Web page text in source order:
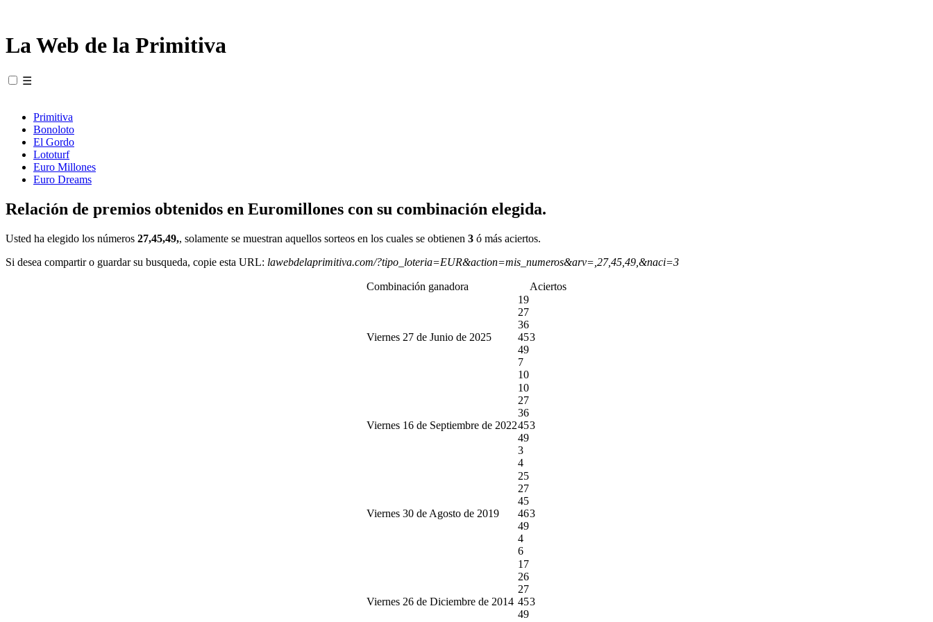
La Web de la Primitiva
☰
Primitiva
Bonoloto
El Gordo
Lototurf
Euro Millones
Euro Dreams
Relación de premios obtenidos en Euromillones con su combinación elegida.
Usted ha elegido los números 27,45,49,, solamente se muestran aquellos sorteos en los cuales se obtienen 3 ó más aciertos.
Si desea compartir o guardar su busqueda, copie esta URL: lawebdelaprimitiva.com/?tipo_loteria=EUR&action=mis_numeros&arv=,27,45,49,&naci=3
Combinación ganadora Aciertos
Viernes 27 de Junio de 2025
19
27
36
45
49
7
10
3
Viernes 16 de Septiembre de 2022
10
27
36
45
49
3
4
3
Viernes 30 de Agosto de 2019
25
27
45
46
49
4
6
3
Viernes 26 de Diciembre de 2014
17
26
27
45
49
3